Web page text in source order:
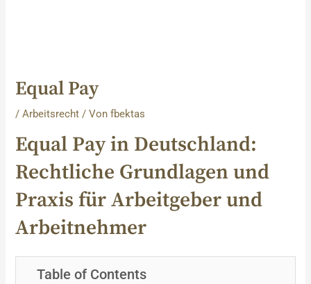
Equal Pay
/Arbeitsrecht / Vonfbektas
Equal Pay in Deutschland:
Rechtliche Grundlagen und
Praxis für Arbeitgeber und
Arbeitnehmer
Table of Contents